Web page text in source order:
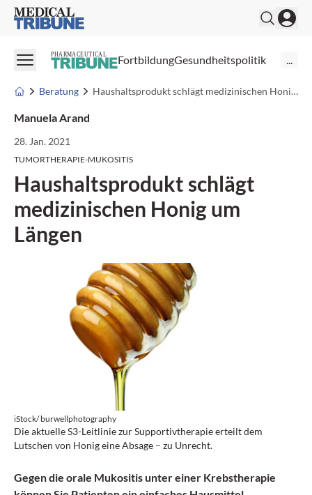
Medical Tribune
PHARMACEUTICAL FortbildungGesundheitspolitik ...
Beratung Haushaltsprodukt schlägt medizinischen Honig um Längen
Manuela Arand
28. Jan. 2021
TUMORTHERAPIE-MUKOSITIS
Haushaltsprodukt schlägt
medizinischen Honig um
Längen
iStock/ burwellphotography
Die aktuelle S3-Leitlinie zur Supportivtherapie erteilt dem
Lutschen von Honig eine Absage – zu Unrecht.
Gegen die orale Mukositis unter einer Krebstherapie